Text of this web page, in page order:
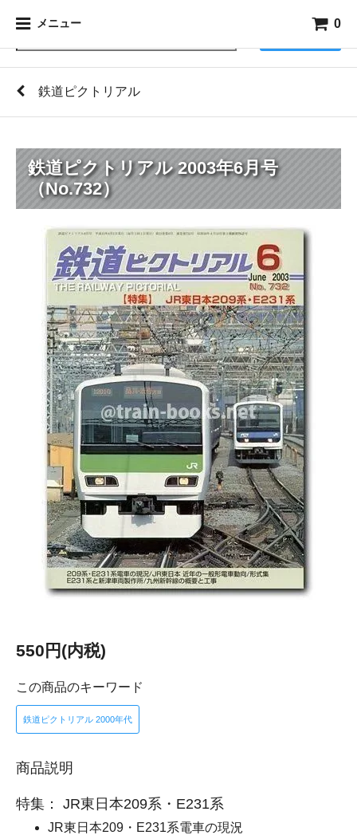
メニュー 0
鉄道ピクトリアル
鉄道ピクトリアル 2003年6月号
（No.732）
550円(内税)
この商品のキーワード
鉄道ピクトリアル 2000年代
商品説明
特集： JR東日本209系・E231系
JR東日本209・E231系電車の現況